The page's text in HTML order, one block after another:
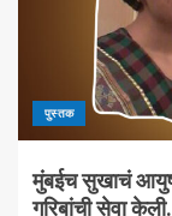
पुस्तक
मुंबईच सुखाचं
गरिबांची सेवा केली.